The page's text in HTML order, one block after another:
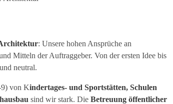
: Unsere hohen Ansprüche an
Mitteln der Auftrag­geber. Von der ersten Idee bis
neutral.
von Kindertages- und Sportstätten, Schulen
sind wir stark. Die Betreuung öffentlicher